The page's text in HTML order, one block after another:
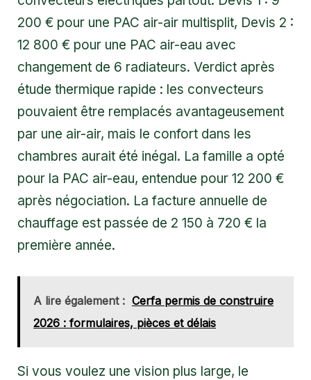
200 € pour une PAC air-air multisplit, Devis 2 :
12 800 € pour une PAC air-eau avec
changement de 6 radiateurs. Verdict après
étude thermique rapide : les convecteurs
pouvaient être remplacés avantageusement
par une air-air, mais le confort dans les
chambres aurait été inégal. La famille a opté
pour la PAC air-eau, entendue pour 12 200 €
après négociation. La facture annuelle de
chauffage est passée de 2 150 à 720 € la
première année.
A lire également : Cerfa permis de construire
2026 : formulaires, pièces et délais
Si vous voulez une vision plus large, le